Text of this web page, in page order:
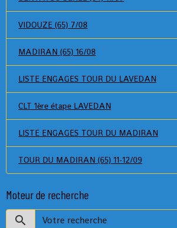
VIDOUZE (65) 7/08
MADIRAN (65) 16/08
LISTE ENGAGES TOUR DU LAVEDAN
CLT 1ère étape LAVEDAN
LISTE ENGAGES TOUR DU MADIRAN
TOUR DU MADIRAN (65) 11-12/09
Moteur de recherche